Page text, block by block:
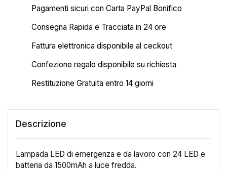
Pagamenti sicuri con Carta PayPal Bonifico
Consegna Rapida e Tracciata in 24 ore
Fattura elettronica disponibile al ceckout
Confezione regalo disponibile su richiesta
Restituzione Gratuita entro 14 giorni
Descrizione
Lampada LED di emergenza e da lavoro con 24 LED e
batteria da 1500mAh a luce fredda.